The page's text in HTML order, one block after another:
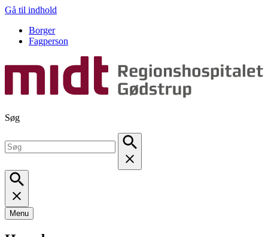
Gå til indhold
Borger
Fagperson
Søg
Menu